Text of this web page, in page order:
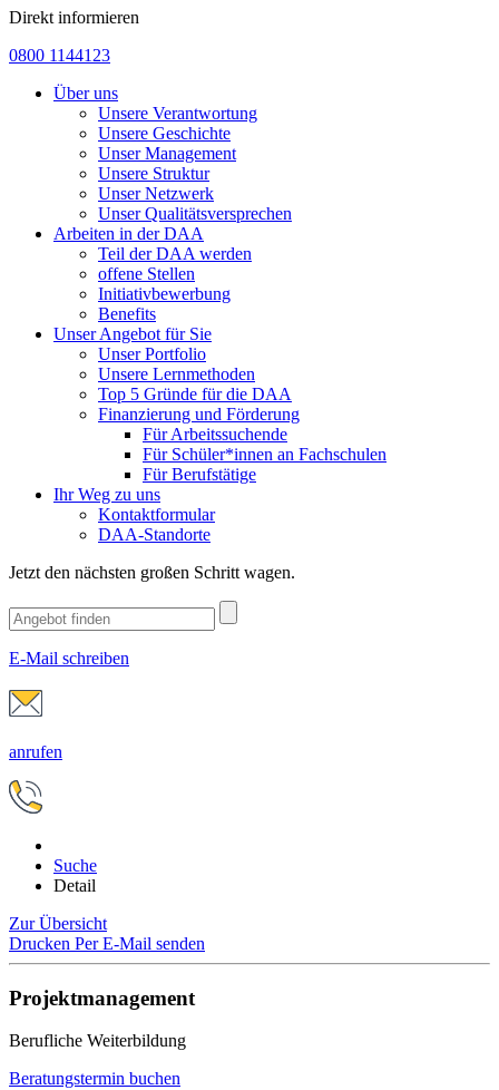
Direkt informieren
0800 1144123
Über uns
Unsere Verantwortung
Unsere Geschichte
Unser Management
Unsere Struktur
Unser Netzwerk
Unser Qualitätsversprechen
Arbeiten in der DAA
Teil der DAA werden
offene Stellen
Initiativbewerbung
Benefits
Unser Angebot für Sie
Unser Portfolio
Unsere Lernmethoden
Top 5 Gründe für die DAA
Finanzierung und Förderung
Für Arbeitssuchende
Für Schüler*innen an Fachschulen
Für Berufstätige
Ihr Weg zu uns
Kontaktformular
DAA-Standorte
Jetzt den nächsten großen Schritt wagen.
E-Mail schreiben
anrufen
Suche
Detail
Zur Übersicht
Drucken Per E-Mail senden
Projektmanagement
Berufliche Weiterbildung
Beratungstermin buchen